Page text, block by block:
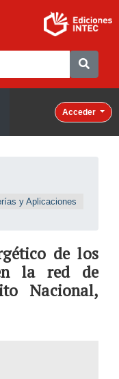
Acceder
y Aplicaciones
de los
la red de
Nacional,